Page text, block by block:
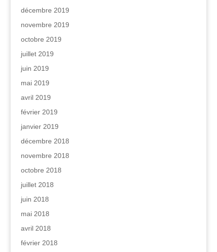
décembre 2019
novembre 2019
octobre 2019
juillet 2019
juin 2019
mai 2019
avril 2019
février 2019
janvier 2019
décembre 2018
novembre 2018
octobre 2018
juillet 2018
juin 2018
mai 2018
avril 2018
février 2018